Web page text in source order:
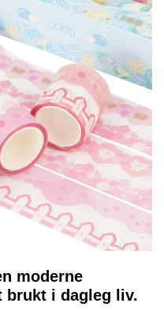
moderne
brukt i dagleg liv.